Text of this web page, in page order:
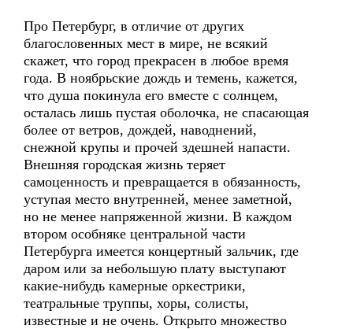
Про Петербург, в отличие от других
благословенных мест в мире, не всякий
скажет, что город прекрасен в любое время
года. В ноябрьские дождь и темень, кажется,
что душа покинула его вместе с солнцем,
осталась лишь пустая оболочка, не спасающая
более от ветров, дождей, наводнений,
снежной крупы и прочей здешней напасти.
Внешняя городская жизнь теряет
самоценность и превращается в обязанность,
уступая место внутренней, менее заметной,
но не менее напряженной жизни. В каждом
втором особняке центральной части
Петербурга имеется концертный зальчик, где
даром или за небольшую плату выступают
какие-нибудь камерные оркестрики,
театральные труппы, хоры, солисты,
известные и не очень. Открыто множество